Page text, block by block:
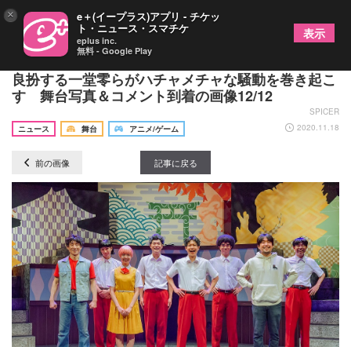
舞台『ハイスクール！奇面組』第3弾が開幕 平野
良扮する一堂零らがハチャメチャな騒動を巻き起こ
す 舞台写真＆コメント到着の画像12/12
SPICER
ニュース
舞台 アニメ/ゲーム 2020.11.18
前の画像 記事に戻る
× e＋(イープラス)アプリ - チケッ
ト・ニュース・スマチケ
eplus inc.
無料 - Google Play
表示